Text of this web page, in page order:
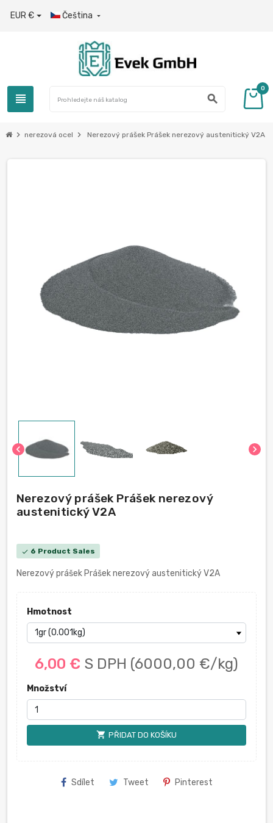
EUR € Čeština 
view_headline search
0
chevron_right nerezová ocel chevron_right Nerezový prášek Prášek nerezový austenitický V2A
chevron_left chevron_right
Nerezový prášek Prášek nerezový
austenitický V2A
check 6 Product Sales
Nerezový prášek Prášek nerezový austenitický V2A
Hmotnost
6,00 € S DPH (6000,00 €/kg)
Množství
shopping_cart PŘIDAT DO KOŠÍKU
Sdílet Tweet Pinterest